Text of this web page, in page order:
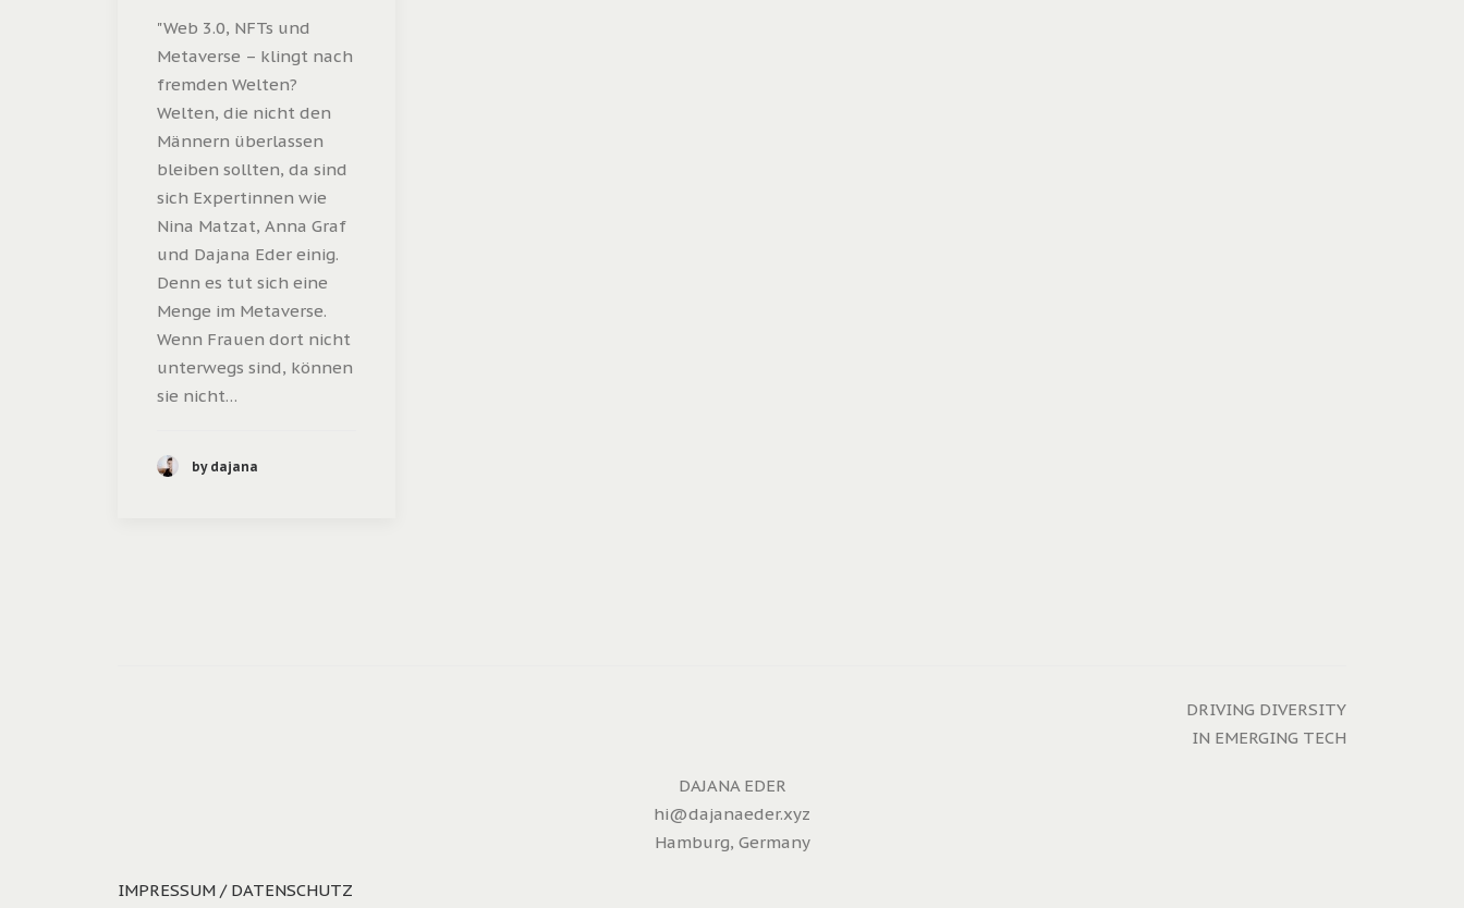
"Web 3.0, NFTs und
Metaverse – klingt nach
fremden Welten?
Welten, die nicht den
Männern überlassen
bleiben sollten, da sind
sich Expertinnen wie
Nina Matzat, Anna Graf
und Dajana Eder einig.
Denn es tut sich eine
Menge im Metaverse.
Wenn Frauen dort nicht
unterwegs sind, können
sie nicht…
by dajana
DRIVING DIVERSITY
IN EMERGING TECH
DAJANA EDER
hi@dajanaeder.xyz
Hamburg, Germany
IMPRESSUM / DATENSCHUTZ